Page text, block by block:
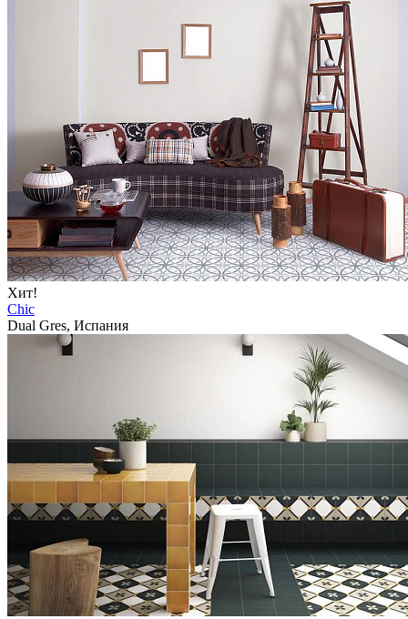
Хит!
Chic
Dual Gres, Испания